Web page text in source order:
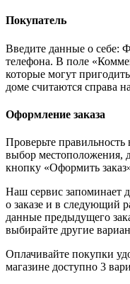
Покупатель
Введите данные о себе:
телефона. В поле
которые могут
доме считаются справа
Оформление заказа
Проверьте
выбор местоположения,
кнопку «Оформить
Наш сервис запоминает
о заказе и в следующий
данные предыдущего
выбирайте другие
Оплачивайте покупки
магазине доступно 3